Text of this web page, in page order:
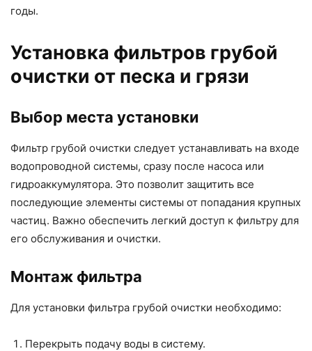
годы.
Установка фильтров грубой
очистки от песка и грязи
Выбор места установки
Фильтр грубой очистки следует устанавливать на входе
водопроводной системы, сразу после насоса или
гидроаккумулятора. Это позволит защитить все
последующие элементы системы от попадания крупных
частиц. Важно обеспечить легкий доступ к фильтру для
его обслуживания и очистки.
Монтаж фильтра
Для установки фильтра грубой очистки необходимо:
Перекрыть подачу воды в систему.